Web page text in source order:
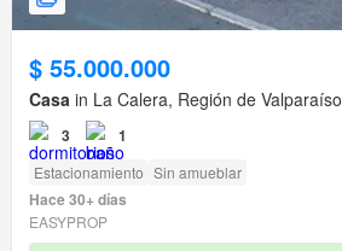
$ 55.000.000
Casa in La Calera, Región de Valparaíso
3 1
Estacionamiento Sin amueblar
Hace 30+ días
EASYPROP